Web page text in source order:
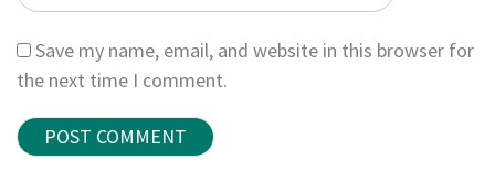
Save my name, email, and website in this browser for
the next time I comment.